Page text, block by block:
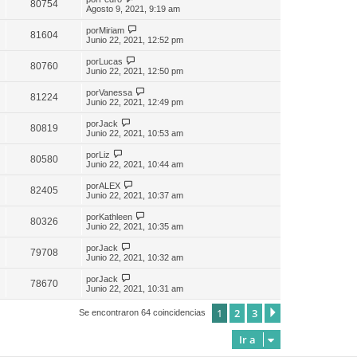
80754
Agosto 9, 2021, 9:19 am
81604 porMiriam
Junio 22, 2021, 12:52 pm
80760 porLucas
Junio 22, 2021, 12:50 pm
81224 porVanessa
Junio 22, 2021, 12:49 pm
80819 porJack
Junio 22, 2021, 10:53 am
80580 porLiz
Junio 22, 2021, 10:44 am
82405 porALEX
Junio 22, 2021, 10:37 am
80326 porKathleen
Junio 22, 2021, 10:35 am
79708 porJack
Junio 22, 2021, 10:32 am
78670 porJack
Junio 22, 2021, 10:31 am
Se encontraron 64 coincidencias 1 2 3
Ir a